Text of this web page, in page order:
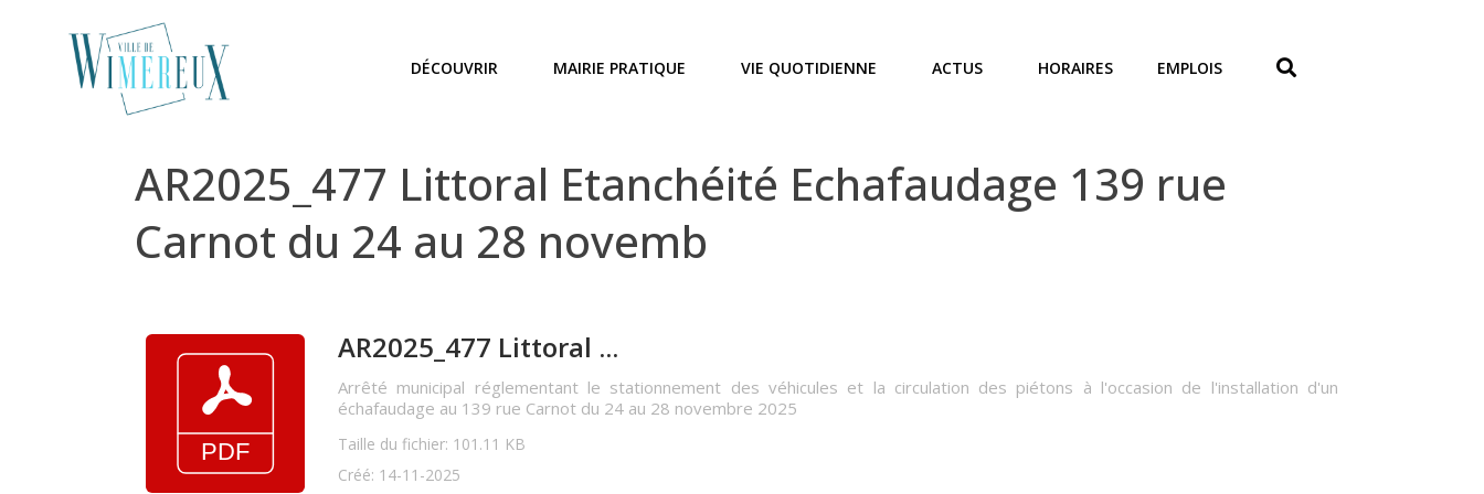
DÉCOUVRIR MAIRIE PRATIQUE VIE QUOTIDIENNE ACTUS HORAIRES EMPLOIS
AR2025_477 Littoral Etanchéité Echafaudage 139 rue
Carnot du 24 au 28 novemb
AR2025_477 Littoral ...
Arrêté municipal réglementant le stationnement des véhicules et la circulation des piétons à l'occasion de l'installation d'un
échafaudage au 139 rue Carnot du 24 au 28 novembre 2025
Taille du fichier: 101.11 KB
Créé: 14-11-2025